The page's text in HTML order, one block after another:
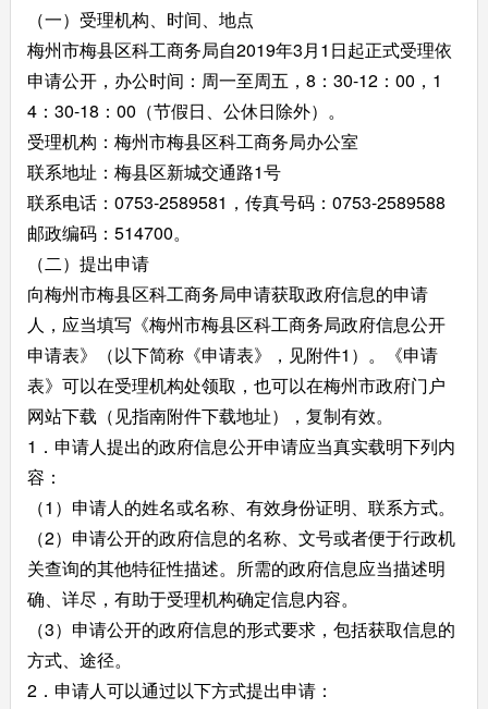
（一）受理机构、时间、地点
梅州市梅县区科工商务局自2019年3月1日起正式受理依
申请公开，办公时间：周一至周五，8：30-12：00，1
4：30-18：00（节假日、公休日除外）。
受理机构：梅州市梅县区科工商务局办公室
联系地址：梅县区新城交通路1号
联系电话：0753-2589581，传真号码：0753-2589588
邮政编码：514700。
（二）提出申请
向梅州市梅县区科工商务局申请获取政府信息的申请
人，应当填写《梅州市梅县区科工商务局政府信息公开
申请表》（以下简称《申请表》，见附件1）。《申请
表》可以在受理机构处领取，也可以在梅州市政府门户
网站下载（见指南附件下载地址），复制有效。
1．申请人提出的政府信息公开申请应当真实载明下列内
容：
（1）申请人的姓名或名称、有效身份证明、联系方式。
（2）申请公开的政府信息的名称、文号或者便于行政机
关查询的其他特征性描述。所需的政府信息应当描述明
确、详尽，有助于受理机构确定信息内容。
（3）申请公开的政府信息的形式要求，包括获取信息的
方式、途径。
2．申请人可以通过以下方式提出申请：